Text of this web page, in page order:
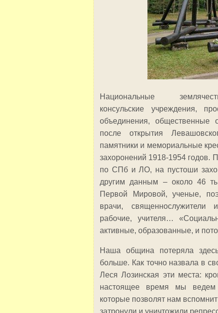
Национальные
консульские учреждения,
объединения, общественные
после открытия
памятники и мемориальные
захоронений 1918-1954
по СПб и ЛО, на пустоши
другим данным – около 46
Первой Мировой, ученые,
врачи, священнослужители
рабочие, учителя…
активные, образованные, и
Наша община потеряла
больше. Как точно назвала в
Леся Лозинская эти места:
настоящее время мы ведем
которые позволят нам
затронули и уничтожили